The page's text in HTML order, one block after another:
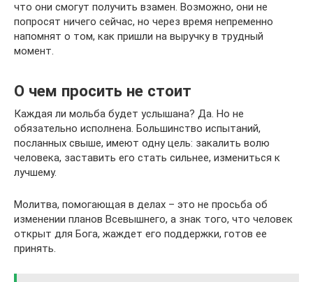
что они смогут получить взамен. Возможно, они не
попросят ничего сейчас, но через время непременно
напомнят о том, как пришли на выручку в трудный
момент.
О чем просить не стоит
Каждая ли мольба будет услышана? Да. Но не
обязательно исполнена. Большинство испытаний,
посланных свыше, имеют одну цель: закалить волю
человека, заставить его стать сильнее, измениться к
лучшему.
Молитва, помогающая в делах – это не просьба об
изменении планов Всевышнего, а знак того, что человек
открыт для Бога, жаждет его поддержки, готов ее
принять.